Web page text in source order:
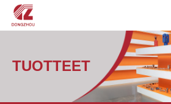
TUOTTEET